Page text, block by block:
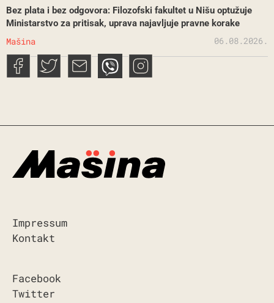
Bez plata i bez odgovora: Filozofski fakultet u Nišu optužuje
Ministarstvo za pritisak, uprava najavljuje pravne korake
Mašina 06.08.2026.
Impressum
Kontakt
Facebook
Twitter